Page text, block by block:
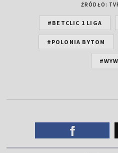
ŹRÓDŁO:
#BETCLIC 1 LIGA
#POLONIA BYTOM